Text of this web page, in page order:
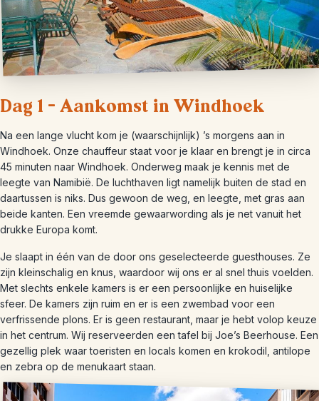
Dag 1 – Aankomst in Windhoek
Na een lange vlucht kom je (waarschijnlijk) ’s morgens aan in
Windhoek. Onze chauffeur staat voor je klaar en brengt je in circa
45 minuten naar Windhoek. Onderweg maak je kennis met de
leegte van Namibië. De luchthaven ligt namelijk buiten de stad en
daartussen is niks. Dus gewoon de weg, en leegte, met gras aan
beide kanten. Een vreemde gewaarwording als je net vanuit het
drukke Europa komt.
Je slaapt in één van de door ons geselecteerde guesthouses. Ze
zijn kleinschalig en knus, waardoor wij ons er al snel thuis voelden.
Met slechts enkele kamers is er een persoonlijke en huiselijke
sfeer. De kamers zijn ruim en er is een zwembad voor een
verfrissende plons. Er is geen restaurant, maar je hebt volop keuze
in het centrum. Wij reserveerden een tafel bij Joe’s Beerhouse. Een
gezellig plek waar toeristen en locals komen en krokodil, antilope
en zebra op de menukaart staan.